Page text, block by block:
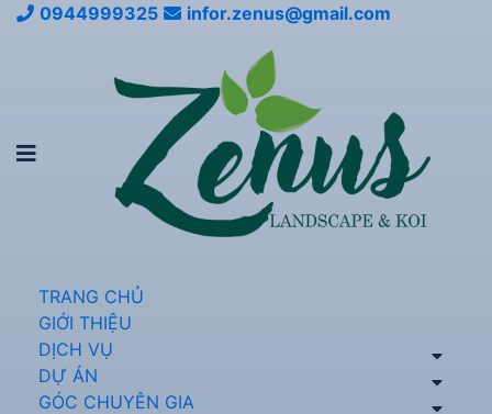
0944999325 infor.zenus@gmail.com
TRANG CHỦ
GIỚI THIỆU
DỊCH VỤ
DỰ ÁN
GÓC CHUYÊN GIA